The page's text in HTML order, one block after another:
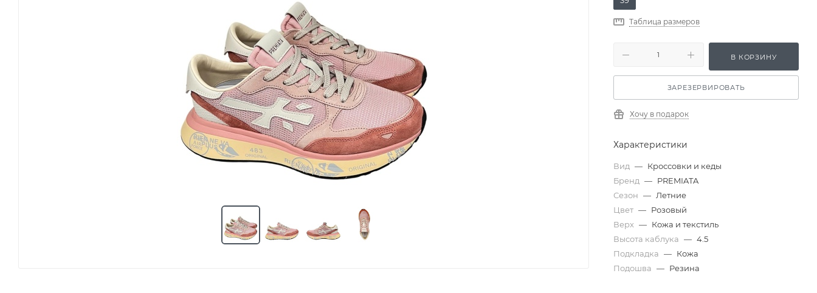
Таблица размеров
В КОРЗИНУ
ЗАРЕЗЕРВИРОВАТЬ
Хочу в подарок
Характеристики
Вид — Кроссовки и кеды
Бренд — PREMIATA
Сезон — Летние
Цвет — Розовый
Верх — Кожа и текстиль
Высота каблука — 4.5
Подкладка — Кожа
Подошва — Резина